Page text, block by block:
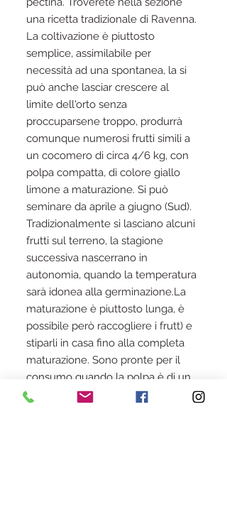
una ricetta tradizionale di Ravenna.
La coltivazione è piuttosto
semplice, assimilabile per
necessità ad una spontanea, la si
può anche lasciar crescere al
limite dell'orto senza
proccuparsene troppo, produrrà
comunque numerosi frutti simili a
un cocomero di circa 4/6 kg, con
polpa compatta, di colore giallo
limone a maturazione. Si può
seminare da aprile a giugno (Sud).
Tradizionalmente si lasciano alcuni
frutti sul terreno, la stagione
successiva nascerrano in
autonomia, quando la temperatura
sarà idonea alla germinazione.La
maturazione è piuttosto lunga, è
possibile però raccogliere i frutt) e
stiparli in casa fino alla completa
maturazione. Sono pronte per il
consumo quando la polpa è di un
bel colore giallo limone e i semi